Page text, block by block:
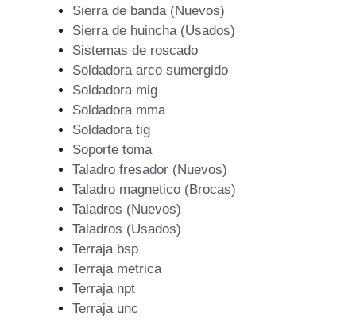
Sierra de banda (Nuevos)
Sierra de huincha (Usados)
Sistemas de roscado
Soldadora arco sumergido
Soldadora mig
Soldadora mma
Soldadora tig
Soporte toma
Taladro fresador (Nuevos)
Taladro magnetico (Brocas)
Taladros (Nuevos)
Taladros (Usados)
Terraja bsp
Terraja metrica
Terraja npt
Terraja unc